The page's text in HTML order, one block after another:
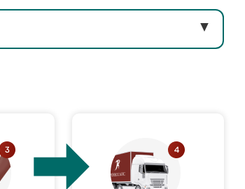
▼